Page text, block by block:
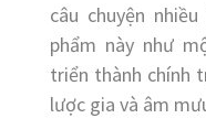
câu chuyện
phẩm này như
triển thành chính
lược gia và âm